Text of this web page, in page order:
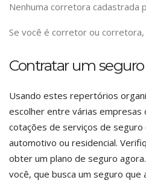
Nenhuma corretora cadastrada
Se você é corretor ou corretora,
Contratar um
Usando estes repertórios
escolher entre várias empresas
cotações de serviços de seguro
automotivo ou residencial.
obter um plano de seguro
você, que busca um seguro